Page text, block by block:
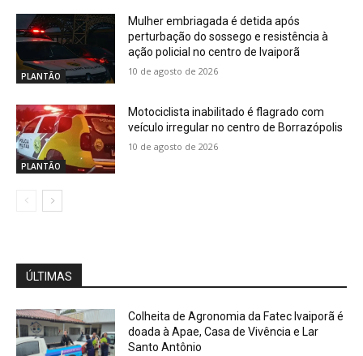
PLANTÃO
Mulher embriagada é detida após
perturbação do sossego e resistência à
ação policial no centro de Ivaiporã
10 de agosto de 2026
PLANTÃO
Motociclista inabilitado é flagrado com
veículo irregular no centro de Borrazópolis
10 de agosto de 2026
ÚLTIMAS
Colheita de Agronomia da Fatec Ivaiporã é
doada à Apae, Casa de Vivência e Lar
Santo Antônio